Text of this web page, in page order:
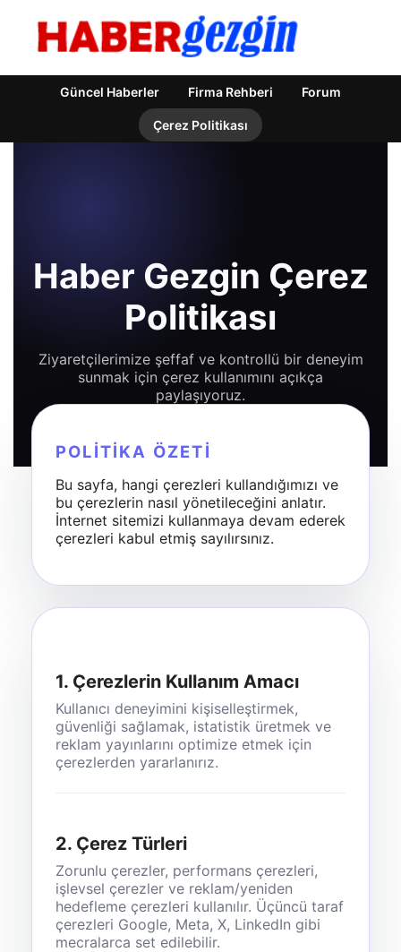
Güncel Haberler Firma Rehberi Forum
Çerez Politikası
Haber Gezgin Çerez
Politikası
Ziyaretçilerimize şeffaf ve kontrollü bir deneyim
sunmak için çerez kullanımını açıkça
paylaşıyoruz.
POLITIKA ÖZETI
Bu sayfa, hangi çerezleri kullandığımızı ve
bu çerezlerin nasıl yönetileceğini anlatır.
İnternet sitemizi kullanmaya devam ederek
çerezleri kabul etmiş sayılırsınız.
1. Çerezlerin Kullanım Amacı
Kullanıcı deneyimini kişiselleştirmek,
güvenliği sağlamak, istatistik üretmek ve
reklam yayınlarını optimize etmek için
çerezlerden yararlanırız.
2. Çerez Türleri
Zorunlu çerezler, performans çerezleri,
işlevsel çerezler ve reklam/yeniden
hedefleme çerezleri kullanılır. Üçüncü taraf
çerezleri Google, Meta, X, LinkedIn gibi
mecralarca set edilebilir.